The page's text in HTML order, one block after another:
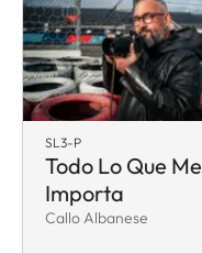
SL3-P
Todo Lo Que Me
Importa
Callo Albanese